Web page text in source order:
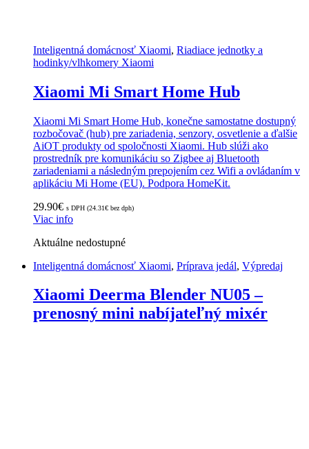
Inteligentná domácnosť Xiaomi, Riadiace jednotky a
hodinky/vlhkomery Xiaomi
Xiaomi Mi Smart Home Hub
Xiaomi Mi Smart Home Hub, konečne samostatne dostupný
rozbočovač (hub) pre zariadenia, senzory, osvetlenie a ďalšie
AiOT produkty od spoločnosti Xiaomi. Hub slúži ako
prostredník pre komunikáciu so Zigbee aj Bluetooth
zariadeniami a následným prepojením cez Wifi a ovládaním v
aplikáciu Mi Home (EU). Podpora HomeKit.
29.90€ s DPH (24.31€ bez dph)
Viac info
Aktuálne nedostupné
Inteligentná domácnosť Xiaomi, Príprava jedál, Výpredaj
Xiaomi Deerma Blender NU05 –
prenosný mini nabíjateľný mixér